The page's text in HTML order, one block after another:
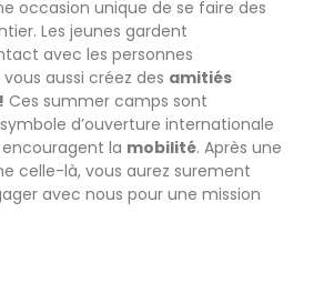
occasion unique de se faire des
Les jeunes gardent
avec les personnes
aussi créez des amitiés
Ces summer camps sont
d’ouverture internationale
la mobilité. Après une
celle-là, vous aurez surement
avec nous pour une mission